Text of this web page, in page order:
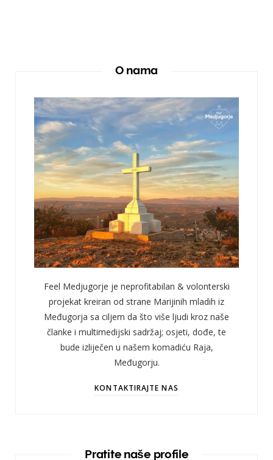
O nama
Feel Medjugorje je neprofitabilan & volonterski
projekat kreiran od strane Marijinih mladih iz
Međugorja sa ciljem da što više ljudi kroz naše
članke i multimedijski sadržaj; osjeti, dođe, te
bude izliječen u našem komadiću Raja,
Međugorju.
KONTAKTIRAJTE NAS
Pratite naše profile